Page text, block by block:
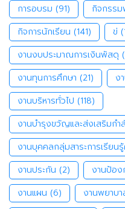
การอบรม (91) กิจกรร
กิจการนักเรียน (141) ข่
งานงบประมาณการเงินพัสดุ
งานทุนการศึกษา (21) ง
งานบริหารทั่วไป (118)
งานบำรุงขวัญและส่งเสริมกำ
งานบุคคลกลุ่มสาระการเรียน
งานประกัน (2) งานป้อ
งานแผน (6) งานพยาบา